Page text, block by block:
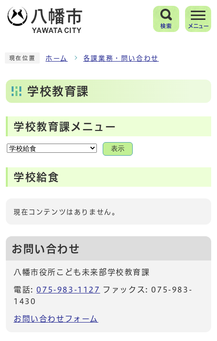
検索 メニュー
現在位置 ホーム 各課業務・問い合わせ
学校教育課
学校教育課メニュー
表示
学校給食
現在コンテンツはありません。
お問い合わせ
八幡市役所こども未来部学校教育課
電話: 075-983-1127 ファックス: 075-983-
1430
お問い合わせフォーム